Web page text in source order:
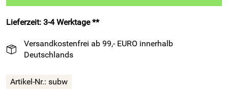
Lieferzeit: 3-4 Werktage **
Versandkostenfrei ab 99,- EURO innerhalb
Deutschlands
Artikel-Nr.: subw